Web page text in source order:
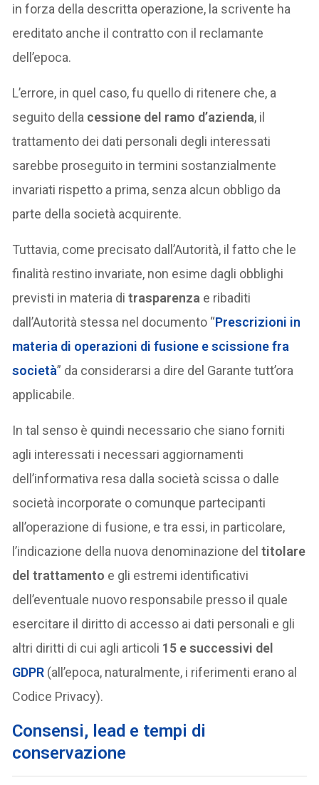
in forza della descritta operazione, la scrivente ha
ereditato anche il contratto con il reclamante
dell’epoca.
L’errore, in quel caso, fu quello di ritenere che, a
seguito della cessione del ramo d’azienda, il
trattamento dei dati personali degli interessati
sarebbe proseguito in termini sostanzialmente
invariati rispetto a prima, senza alcun obbligo da
parte della società acquirente.
Tuttavia, come precisato dall’Autorità, il fatto che le
finalità restino invariate, non esime dagli obblighi
previsti in materia ditrasparenza e ribaditi
dall’Autorità stessa nel documento “Prescrizioni in
materia di operazioni di fusione e scissione fra
società” da considerarsi a dire del Garante tutt’ora
applicabile.
In tal senso è quindi necessario che siano forniti
agli interessati i necessari aggiornamenti
dell’informativa resa dalla società scissa o dalle
società incorporate o comunque partecipanti
all’operazione di fusione, e tra essi, in particolare,
l’indicazione della nuova denominazione deltitolare
del trattamento e gli estremi identificativi
dell’eventuale nuovo responsabile presso il quale
esercitare il diritto di accesso ai dati personali e gli
altri diritti di cui agli articoli 15 e successivi del
GDPR (all’epoca, naturalmente, i riferimenti erano al
Codice Privacy).
Consensi, lead e tempi di
conservazione